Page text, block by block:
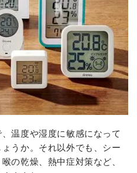
度計 デジタル」
さい温度計 デジタル」
温度や湿度に敏感になって
うか。それ以外でも、シー
の乾燥、熱中症対策など、